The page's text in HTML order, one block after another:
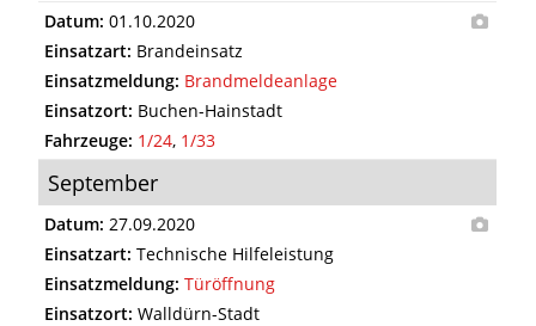
Datum: 01.10.2020
Einsatzart: Brandeinsatz
Einsatzmeldung: Brandmeldeanlage
Einsatzort: Buchen-Hainstadt
Fahrzeuge: 1/24, 1/33
September
Datum: 27.09.2020
Einsatzart: Technische Hilfeleistung
Einsatzmeldung: Türöffnung
Einsatzort: Walldürn-Stadt